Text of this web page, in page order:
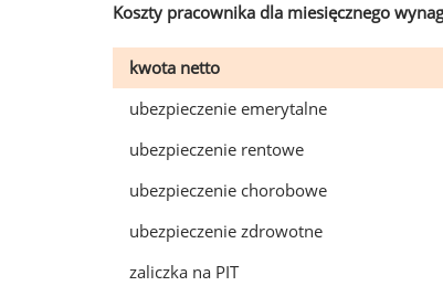
Koszty pracownika dla miesięcznego
kwota netto
ubezpieczenie emerytalne
ubezpieczenie rentowe
ubezpieczenie chorobowe
ubezpieczenie zdrowotne
zaliczka na PIT